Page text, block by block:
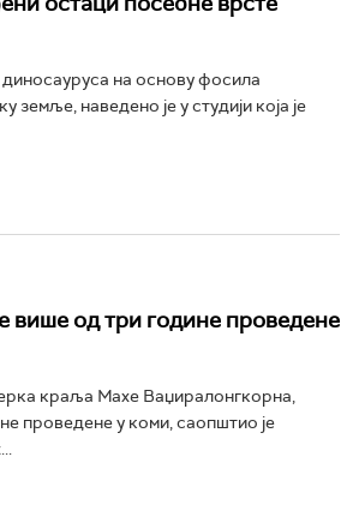
на основу фосила
наведено је у студији која је
више од три године проведене
краља Махе Ваџиралонгкорна,
проведене у коми, саопштио је